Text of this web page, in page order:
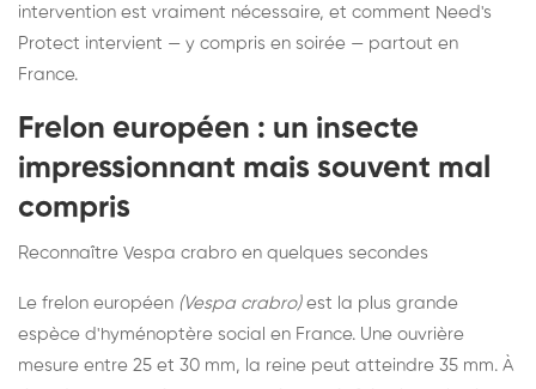
intervention est vraiment nécessaire, et comment Need's
Protect intervient — y compris en soirée — partout en
France.
Frelon européen : un insecte
impressionnant mais souvent mal
compris
Reconnaître Vespa crabro en quelques secondes
Le frelon européen (Vespa crabro)est la plus grande
espèce d'hyménoptère social en France. Une ouvrière
mesure entre 25 et 30 mm, la reine peut atteindre 35 mm. À